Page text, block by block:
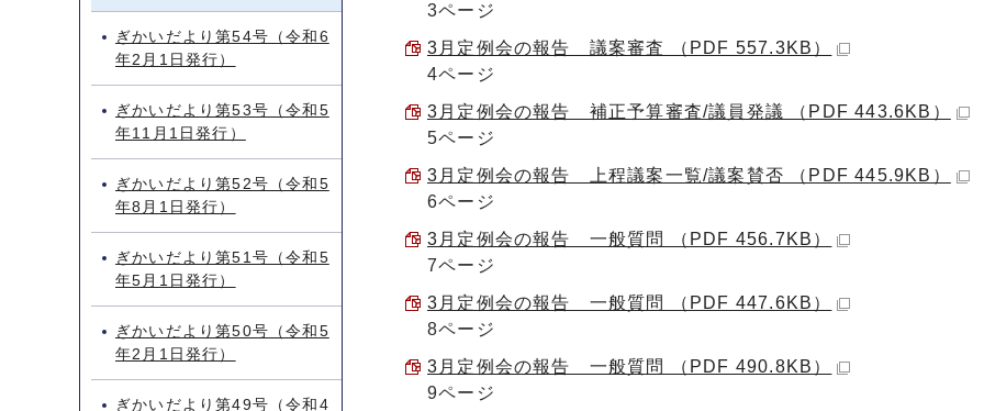
3ページ
3月定例会の報告 議案審査 （PDF 557.3KB）
4ページ
3月定例会の報告 補正予算審査/議員発議 （PDF 443.6KB）
5ページ
3月定例会の報告 上程議案一覧/議案賛否 （PDF 445.9KB）
6ページ
3月定例会の報告 一般質問 （PDF 456.7KB）
7ページ
3月定例会の報告 一般質問 （PDF 447.6KB）
8ページ
3月定例会の報告 一般質問 （PDF 490.8KB）
9ページ
ぎかいだより第54号（令和6
年2月1日発行）
ぎかいだより第53号（令和5
年11月1日発行）
ぎかいだより第52号（令和5
年8月1日発行）
ぎかいだより第51号（令和5
年5月1日発行）
ぎかいだより第50号（令和5
年2月1日発行）
ぎかいだより第49号（令和4